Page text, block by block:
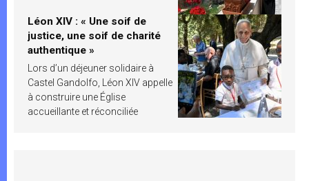
Léon XIV : « Une soif de
justice, une soif de charité
authentique »
Lors d’un déjeuner solidaire à
Castel Gandolfo, Léon XIV appelle
à construire une Église
accueillante et réconciliée